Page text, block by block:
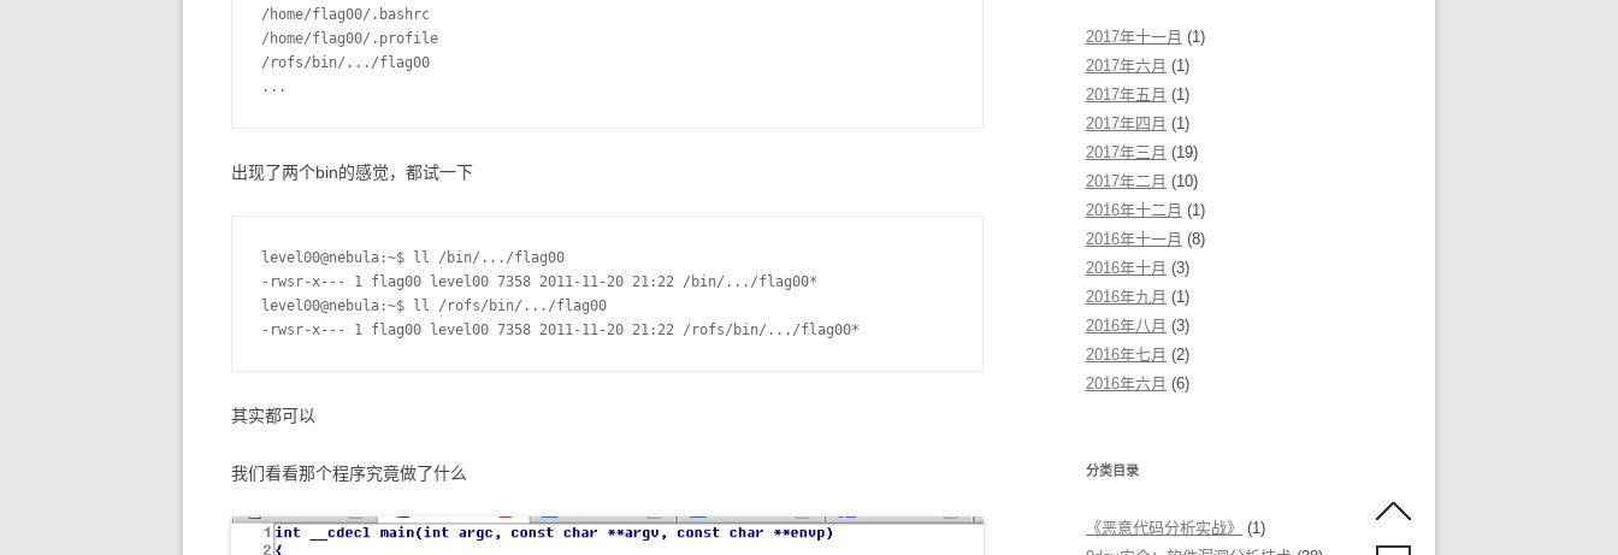
/home/flag00/.bashrc
/home/flag00/.profile
/rofs/bin/.../flag00
...
出现了两个bin的感觉，都试一下
level00@nebula:~$ ll /bin/.../flag00
-rwsr-x--- 1 flag00 level00 7358 2011-11-20 21:22 /bin/.../flag00*
level00@nebula:~$ ll /rofs/bin/.../flag00
-rwsr-x--- 1 flag00 level00 7358 2011-11-20 21:22 /rofs/bin/.../flag00*
其实都可以
我们看看那个程序究竟做了什么
2017年十一月 (1)
2017年六月 (1)
2017年五月 (1)
2017年四月 (1)
2017年三月 (19)
2017年二月 (10)
2016年十二月 (1)
2016年十一月 (8)
2016年十月 (3)
2016年九月 (1)
2016年八月 (3)
2016年七月 (2)
2016年六月 (6)
分类目录
《恶意代码分析实战》
(1)